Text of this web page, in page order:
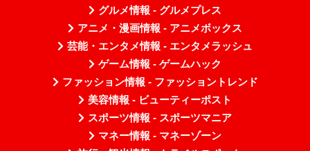
グルメ情報 - グルメプレス
アニメ・漫画情報 - アニメボックス
芸能・エンタメ情報 - エンタメラッシュ
ゲーム情報 - ゲームハック
ファッション情報 - ファッショントレンド
美容情報 - ビューティーポスト
スポーツ情報 - スポーツマニア
マネー情報 - マネーゾーン